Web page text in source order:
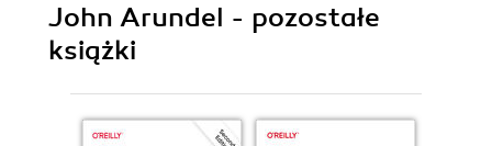
John Arundel - pozostałe
książki